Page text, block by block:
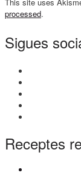
This site uses
processed.
Sigues
Receptes